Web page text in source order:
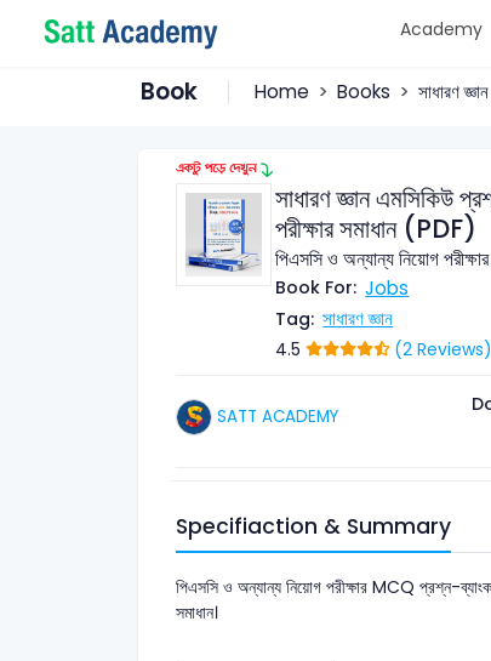
Academy
Book Home Books সাধারণ
সাধারণ জ্ঞান এমসিকিউ
পরীক্ষার সমাধান (PDF)
পিএসসি ও অন্যান্য নিয়োগ
Book For: Jobs
Tag: সাধারণ জ্ঞান
4.5 (2 Reviews)
SATT ACADEMY
Specifiaction & Summary
পিএসসি ও অন্যান্য নিয়োগ পরীক্ষার MCQ প্রশ্ন-
সমাধান।